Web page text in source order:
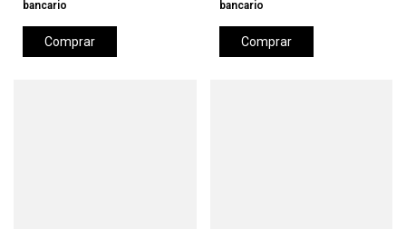
bancario
Comprar
bancario
Comprar